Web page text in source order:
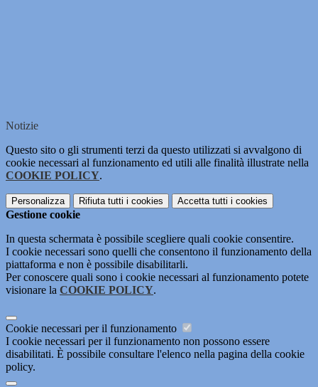
Notizie
Questo sito o gli strumenti terzi da questo utilizzati si avvalgono di
cookie necessari al funzionamento ed utili alle finalità illustrate nella
COOKIE POLICY.
Personalizza Rifiuta tutti i cookies Accetta tutti i cookies
Gestione cookie
In questa schermata è possibile scegliere quali cookie consentire.
I cookie necessari sono quelli che consentono il funzionamento della
piattaforma e non è possibile disabilitarli.
Per conoscere quali sono i cookie necessari al funzionamento potete
visionare la COOKIE POLICY.
Cookie necessari per il funzionamento
I cookie necessari per il funzionamento non possono essere
disabilitati. È possibile consultare l'elenco nella pagina della cookie
policy.